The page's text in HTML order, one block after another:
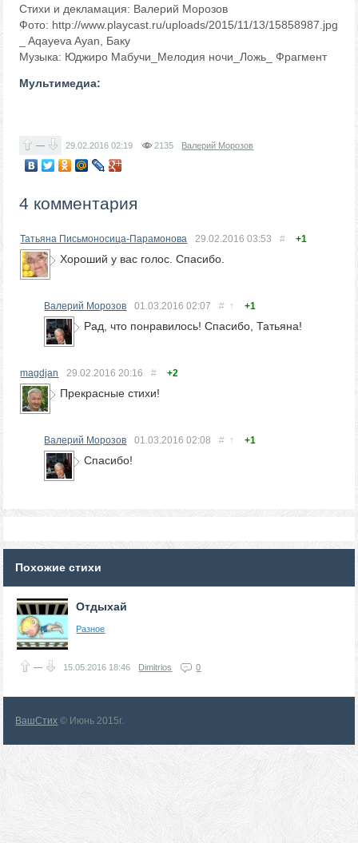
Стихи и декламация: Валерий Морозов
Фото: http://www.playcast.ru/uploads/2015/11/13/15858987.jpg
_ Aqayeva Ayan, Баку
Музыка: Юджиро Мабучи_Мелодия ночи_Ложь_ Фрагмент
Мультимедиа:
— 29.02.201602:19 2135 Валерий Морозов
4 комментария
Татьяна Письмоносица-Парамонова 29.02.201603:53 # +1
Хороший у вас голос. Спасибо.
Валерий Морозов 01.03.201602:07 # ↑ +1
Рад, что понравилось! Спасибо, Татьяна!
magdjan 29.02.201620:16 # +2
Прекрасные стихи!
Валерий Морозов 01.03.201602:08 # ↑ +1
Спасибо!
Похожие стихи
Отдыхай
Разное
— 15.05.2016 18:46 Dimitrios 0
ВашСтих © Июнь 2015г.